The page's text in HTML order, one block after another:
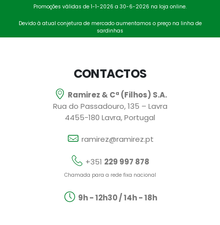
Promoções válidas de 1-1-2026 a 30-6-2026 na loja online.
Devido à atual conjetura de mercado aumentamos o preço na linha de
sardinhas
CONTACTOS
Ramirez & Cª (Filhos) S.A.
Rua do Passadouro, 135 – Lavra
4455-180 Lavra, Portugal
ramirez@ramirez.pt
+351 229 997 878
Chamada para a rede fixa nacional
9h - 12h30 / 14h - 18h